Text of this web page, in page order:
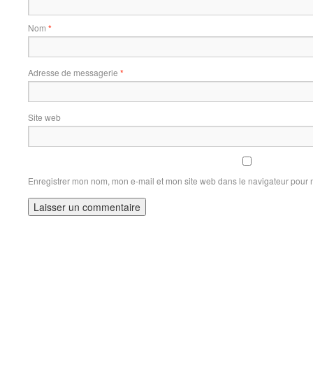
Nom *
Adresse de messagerie *
Site web
Enregistrer mon nom, mon e-mail et mon site web dans le navigateur pour